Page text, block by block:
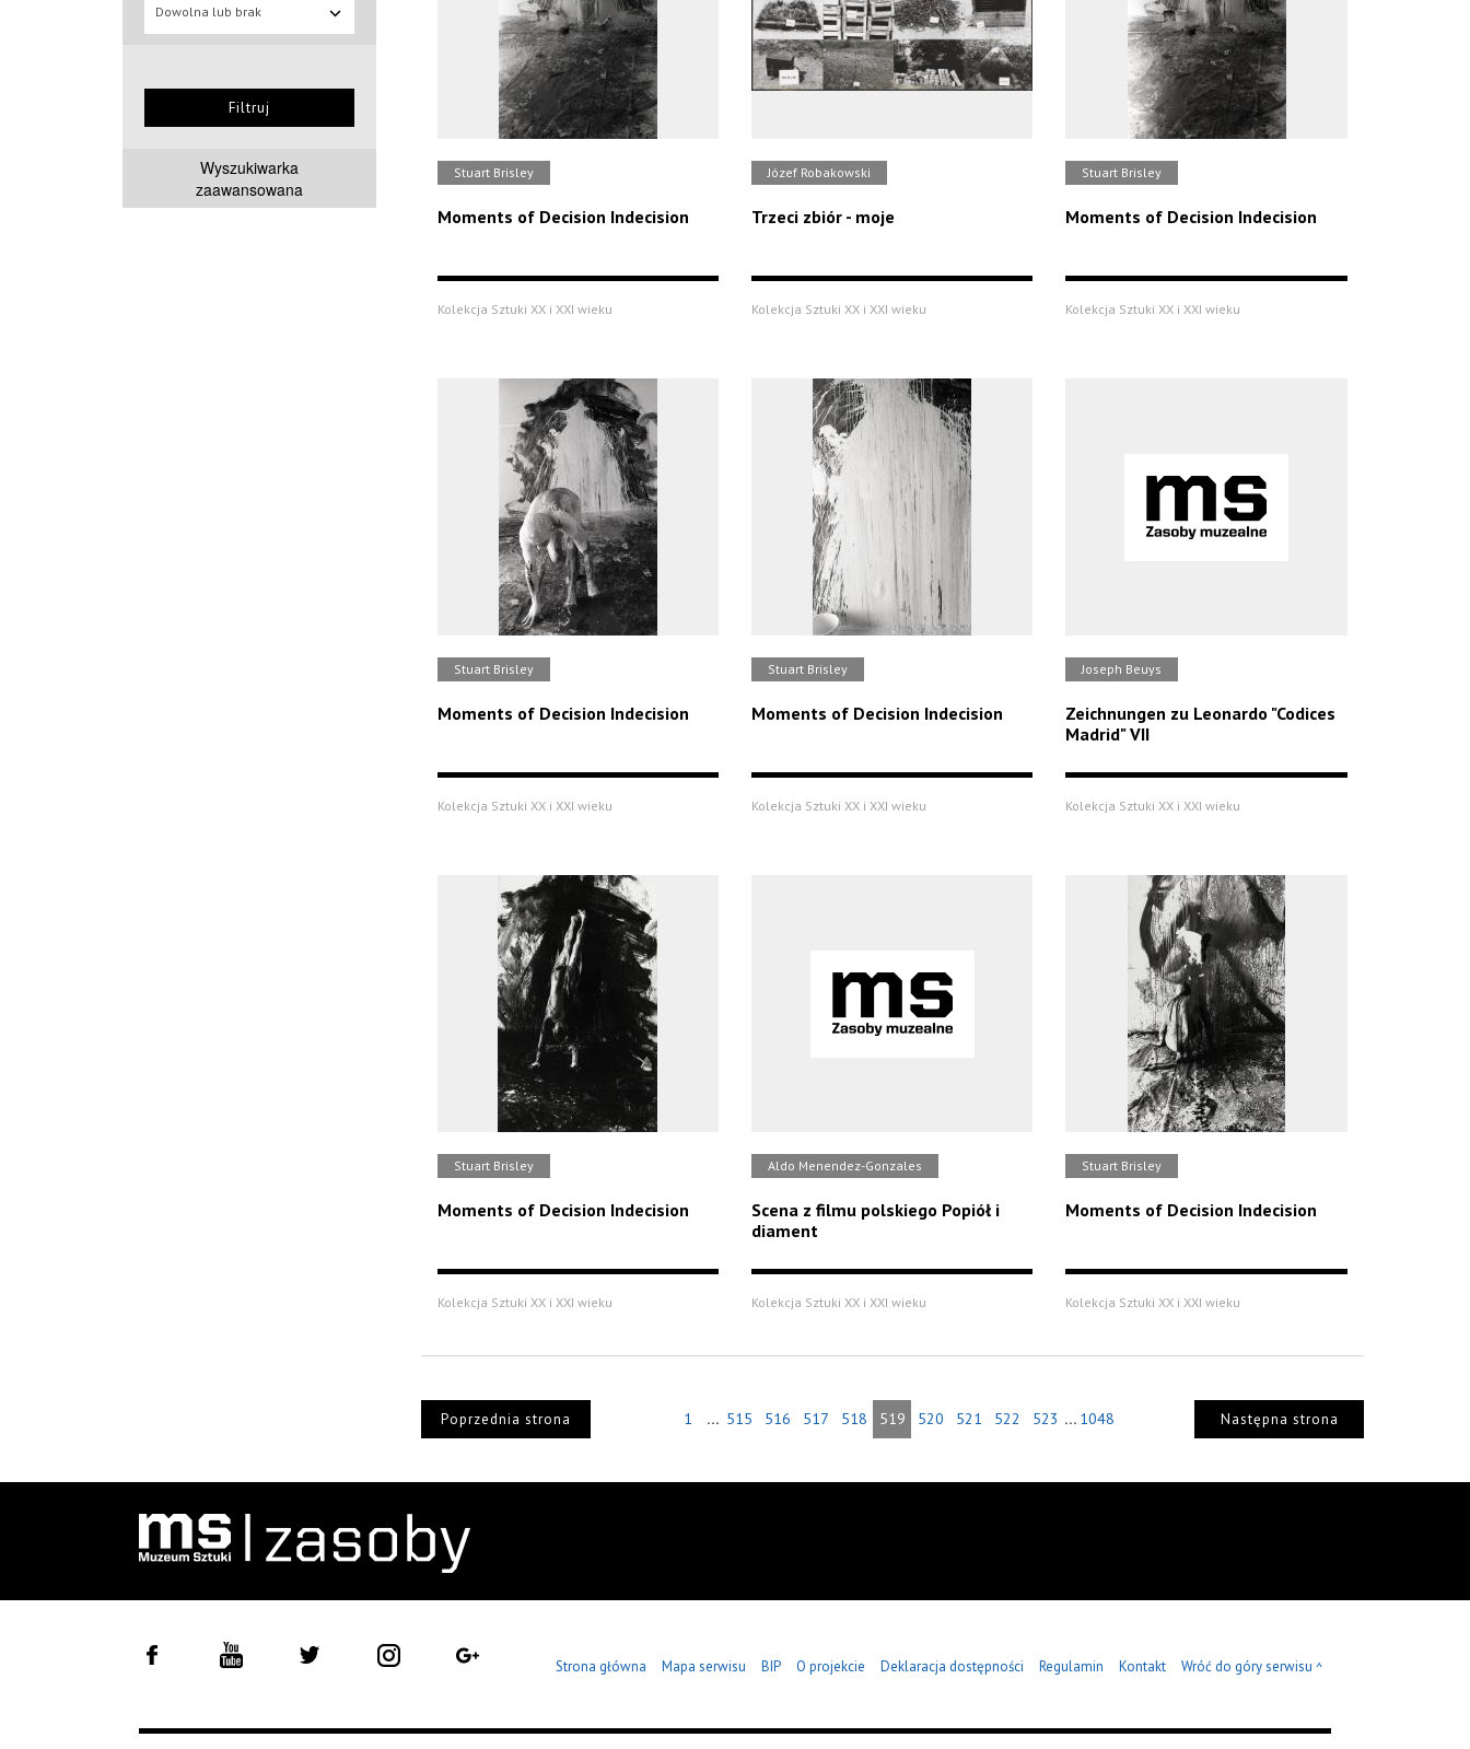
Dowolna lub brak
Filtruj
Wyszukiwarka
zaawansowana
Stuart Brisley
Moments of Decision Indecision
Kolekcja Sztuki XX i XXI wieku
Józef Robakowski
Trzeci zbiór - moje
Kolekcja Sztuki XX i XXI wieku
Stuart Brisley
Moments of Decision Indecision
Kolekcja Sztuki XX i XXI wieku
Stuart Brisley
Moments of Decision Indecision
Kolekcja Sztuki XX i XXI wieku
Stuart Brisley
Moments of Decision Indecision
Kolekcja Sztuki XX i XXI wieku
Joseph Beuys
Zeichnungen zu Leonardo "Codices
Madrid" VII
Kolekcja Sztuki XX i XXI wieku
Stuart Brisley
Moments of Decision Indecision
Kolekcja Sztuki XX i XXI wieku
Aldo Menendez-Gonzales
Scena z filmu polskiego Popiół i
diament
Kolekcja Sztuki XX i XXI wieku
Stuart Brisley
Moments of Decision Indecision
Kolekcja Sztuki XX i XXI wieku
Poprzednia strona 1 ... 515 516 517 518 519 520 521 522 523 ... 1048 Następna strona
Strona główna Mapa serwisu BIP O projekcie Deklaracja dostępności Regulamin Kontakt Wróć do góry serwisu ^